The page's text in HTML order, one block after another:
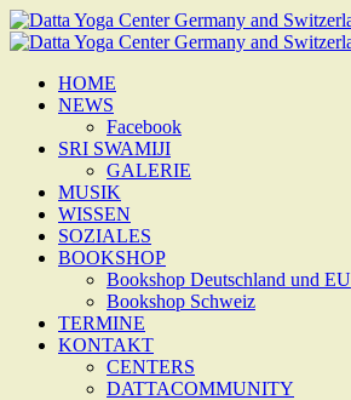
Zum
Inhalt
HOME
NEWS
Facebook
SRI SWAMIJI
GALERIE
MUSIK
WISSEN
SOZIALES
BOOKSHOP
Bookshop Deutschland und EU
Bookshop Schweiz
TERMINE
KONTAKT
CENTERS
DATTACOMMUNITY